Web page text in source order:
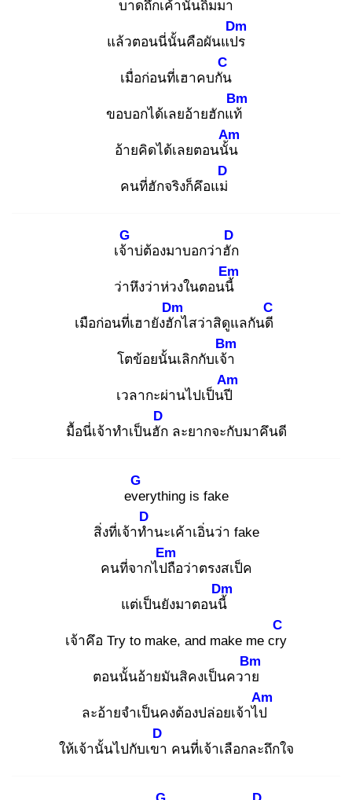
บาดถึกเค้านั้นถิ่มมา
แล้วตอนนี่นั้นคือผันแปร
Dm
เมื่อก่อนที่เฮาคบกัน
C
ขอบอกได้เลยอ้ายฮักแท้
Bm
อ้ายคิดได้เลยตอนนั้น
Am
คนที่ฮักจริงก็คึอแม่
D
เจ้า
G
บ่ต้องมาบอกว่าฮัก
D
ว่าหึงว่าห่วงในตอนนี้
Em
เมือก่อนที่เฮายังฮัก
Dm
ไสว่าสิดูแลกันดี
C
โตข้อยนั้นเลิกกับเจ้า
Bm
เวลากะผ่านไปเป็นปี
Am
มื้อนี่เจ้าทำเป็นฮัก
D
ละยากจะกับมาคึนดี
eve
G
rything is fake
สิ่งที่เจ้าทำ
D
นะเค้าเอิ่นว่า fake
คนที่จากไปถื
Em
อว่าตรงสเป็ค
แต่เป็นยังมาตอนนี้
Dm
เจ้าคึอ Try to make, and make me cry
C
ตอนนั้นอ้ายมันสิคงเป็นควาย
Bm
ละอ้ายจำเป็นคงต้องปล่อยเจ้าไป
Am
ให้เจ้านั้นไปกับเขา
D
คนที่เจ้าเลือกละถึกใจ